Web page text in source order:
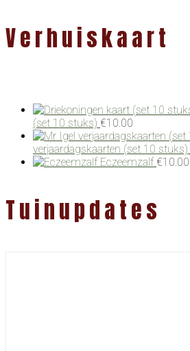
Verhuiskaart
(set 10 stuks) €10.00
verjaardagskaarten (set 10 stuks)
Eczeemzalf €10.00
Tuinupdates